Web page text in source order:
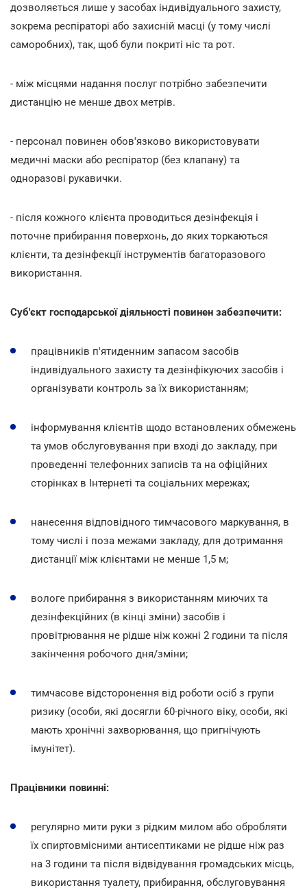
дозволяється лише у засобах індивідуального захисту,
зокрема респіраторі або захисній масці (у тому числі
саморобних), так, щоб були покриті ніс та рот.
- між місцями надання послуг потрібно забезпечити
дистанцію не менше двох метрів.
- персонал повинен обов'язково використовувати
медичні маски або респіратор (без клапану) та
одноразові рукавички.
- після кожного клієнта проводиться дезінфекція і
поточне прибирання поверхонь, до яких торкаються
клієнти, та дезінфекції інструментів багаторазового
використання.
Суб'єкт господарської діяльності повинен забезпечити:
працівників п'ятиденним запасом засобів
індивідуального захисту та дезінфікуючих засобів і
організувати контроль за їх використанням;
інформування клієнтів щодо встановлених обмежень
та умов обслуговування при вході до закладу, при
проведенні телефонних записів та на офіційних
сторінках в Інтернеті та соціальних мережах;
нанесення відповідного тимчасового маркування, в
тому числі і поза межами закладу, для дотримання
дистанції між клієнтами не менше 1,5 м;
вологе прибирання з використанням миючих та
дезінфекційних (в кінці зміни) засобів і
провітрювання не рідше ніж кожні 2 години та після
закінчення робочого дня/зміни;
тимчасове відсторонення від роботи осіб з групи
ризику (особи, які досягли 60-річного віку, особи, які
мають хронічні захворювання, що пригнічують
імунітет).
Працівники повинні:
регулярно мити руки з рідким милом або обробляти
їх спиртовмісними антисептиками не рідше ніж раз
на 3 години та після відвідування громадських місць,
використання туалету, прибирання, обслуговування